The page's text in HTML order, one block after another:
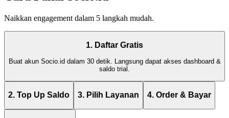
Naikkan engagement dalam 5 langkah mudah.
1. Daftar Gratis
Buat akun Socio.id dalam 30 detik. Langsung dapat akses dashboard &
saldo trial.
2. Top Up Saldo 3. Pilih Layanan 4. Order & Bayar